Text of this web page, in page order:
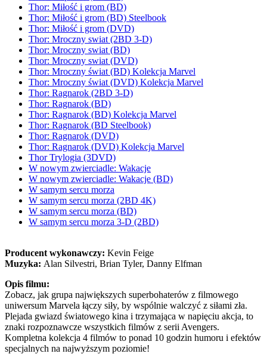
Thor: Miłość i grom (BD)
Thor: Miłość i grom (BD) Steelbook
Thor: Miłość i grom (DVD)
Thor: Mroczny swiat (2BD 3-D)
Thor: Mroczny swiat (BD)
Thor: Mroczny swiat (DVD)
Thor: Mroczny świat (BD) Kolekcja Marvel
Thor: Mroczny świat (DVD) Kolekcja Marvel
Thor: Ragnarok (2BD 3-D)
Thor: Ragnarok (BD)
Thor: Ragnarok (BD) Kolekcja Marvel
Thor: Ragnarok (BD Steelbook)
Thor: Ragnarok (DVD)
Thor: Ragnarok (DVD) Kolekcja Marvel
Thor Trylogia (3DVD)
W nowym zwierciadle: Wakacje
W nowym zwierciadle: Wakacje (BD)
W samym sercu morza
W samym sercu morza (2BD 4K)
W samym sercu morza (BD)
W samym sercu morza 3-D (2BD)
Producent wykonawczy: Kevin Feige
Muzyka: Alan Silvestri, Brian Tyler, Danny Elfman
Opis filmu:
Zobacz, jak grupa największych superbohaterów z filmowego
uniwersum Marvela łączy siły, by wspólnie walczyć z siłami zła.
Plejada gwiazd światowego kina i trzymająca w napięciu akcja, to
znaki rozpoznawcze wszystkich filmów z serii Avengers.
Kompletna kolekcja 4 filmów to ponad 10 godzin humoru i efektów
specjalnych na najwyższym poziomie!